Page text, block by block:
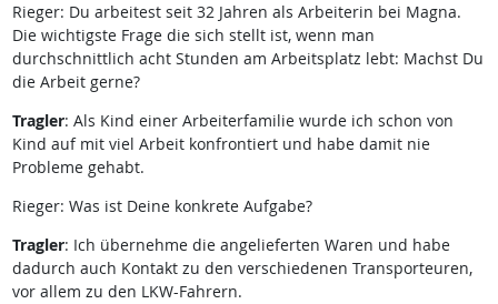
Rieger: Du arbeitest seit 32 Jahren als Arbeiterin bei Magna.
Die wichtigste Frage die sich stellt ist, wenn man
durchschnittlich acht Stunden am Arbeitsplatz lebt: Machst Du
die Arbeit gerne?
Tragler: Als Kind einer Arbeiterfamilie wurde ich schon von
Kind auf mit viel Arbeit konfrontiert und habe damit nie
Probleme gehabt.
Rieger: Was ist Deine konkrete Aufgabe?
Tragler: Ich übernehme die angelieferten Waren und habe
dadurch auch Kontakt zu den verschiedenen Transporteuren,
vor allem zu den LKW-Fahrern.